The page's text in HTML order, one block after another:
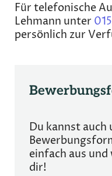
Für telefonische
Lehmann unter
persönlich zur
Du kannst auch
einfach aus
dir!